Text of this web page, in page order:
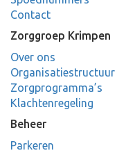
Contact
Zorggroep Krimpen
Over ons
Organisatiestructuur
Zorgprogramma’s
Klachtenregeling
Beheer
Parkeren